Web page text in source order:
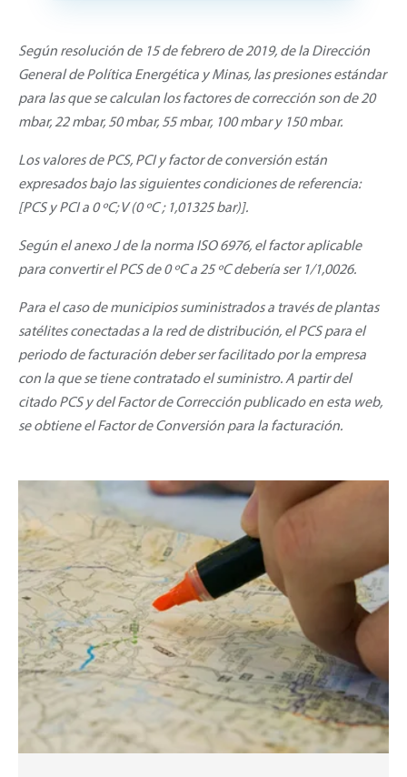
Según resolución de 15 de febrero de 2019, de la Dirección
General de Política Energética y Minas, las presiones estándar
para las que se calculan los factores de corrección son de 20
mbar, 22 mbar, 50 mbar, 55 mbar, 100 mbar y 150 mbar.
Los valores de PCS, PCI y factor de conversión están
expresados bajo las siguientes condiciones de referencia:
[PCS y PCI a 0 ºC; V (0 ºC ; 1,01325 bar)].
Según el anexo J de la norma ISO 6976, el factor aplicable
para convertir el PCS de 0 ºC a 25 ºC debería ser 1/1,0026.
Para el caso de municipios suministrados a través de plantas
satélites conectadas a la red de distribución, el PCS para el
periodo de facturación deber ser facilitado por la empresa
con la que se tiene contratado el suministro. A partir del
citado PCS y del Factor de Corrección publicado en esta web,
se obtiene el Factor de Conversión para la facturación.